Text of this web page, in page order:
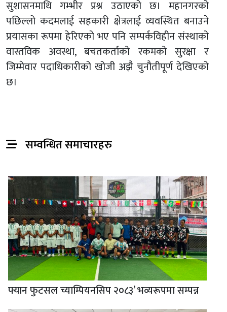
सुशासनमाथि गम्भीर प्रश्न उठाएको छ। महानगरको
पछिल्लो कदमलाई सहकारी क्षेत्रलाई व्यवस्थित बनाउने
प्रयासका रूपमा हेरिएको भए पनि सम्पर्कविहीन संस्थाको
वास्तविक अवस्था, बचतकर्ताको रकमको सुरक्षा र
जिम्मेवार पदाधिकारीको खोजी अझै चुनौतीपूर्ण देखिएको
छ।
सम्वन्धित समाचारहरु
फ्यान फुटसल च्याम्पियनसिप २०८३’ भव्यरूपमा सम्पन्न